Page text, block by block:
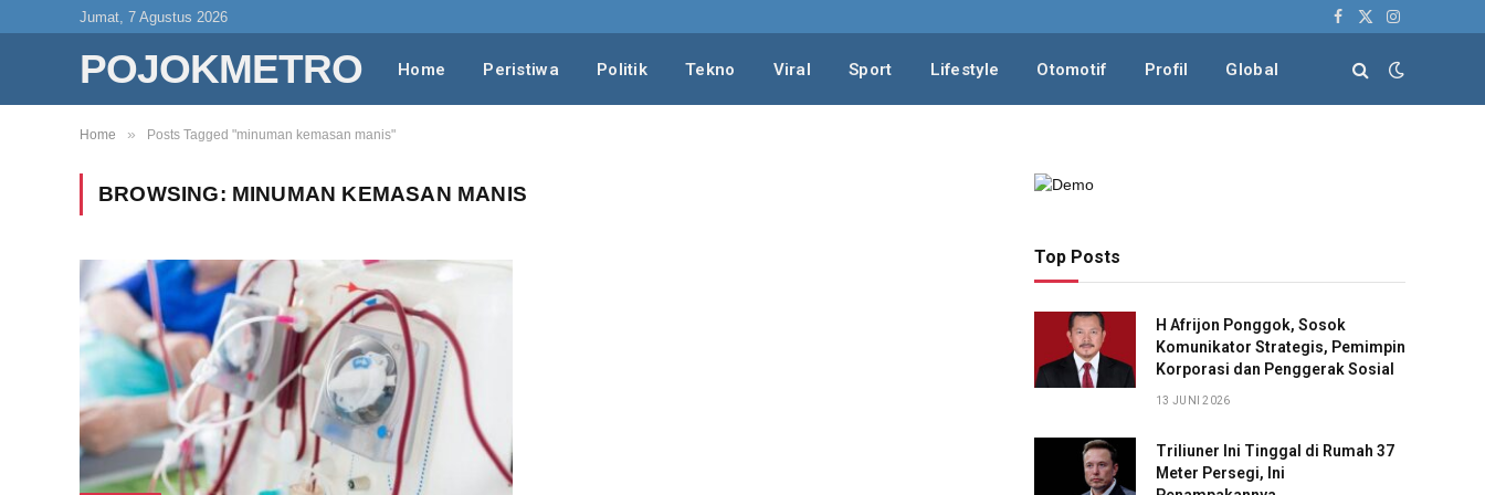
Jumat, 7 Agustus 2026
Facebook
X
Instagram
POJOKMETRO Home Peristiwa Politik Tekno Viral Sport Lifestyle Otomotif Profil Global
Home » Posts Tagged "minuman kemasan manis"
BROWSING: MINUMAN KEMASAN MANIS
Top Posts
H Afrijon Ponggok, Sosok
Komunikator Strategis, Pemimpin
Korporasi dan Penggerak Sosial
13 JUNI 2026
Triliuner Ini Tinggal di Rumah 37
Meter Persegi, Ini